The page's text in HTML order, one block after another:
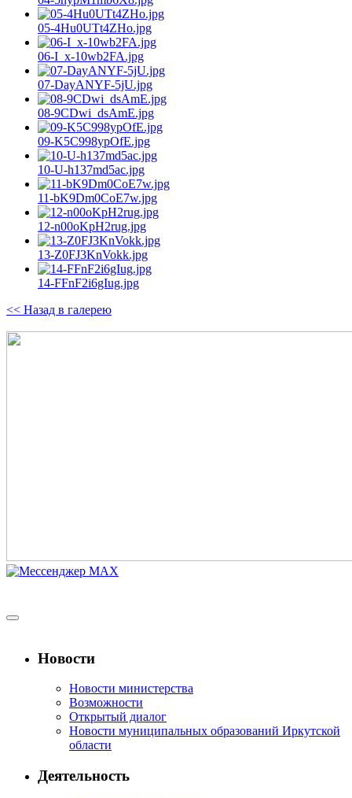
05-4Hu0UTt4ZHo.jpg
06-I_x-10wb2FA.jpg
07-DayANYF-5jU.jpg
08-9CDwi_dsAmE.jpg
09-K5C998ypOfE.jpg
10-U-h137md5ac.jpg
11-bK9Dm0CoE7w.jpg
12-n00oKpH2rug.jpg
13-Z0FJ3KnVokk.jpg
14-FFnF2i6gIug.jpg
<< Назад в галерею
Новости
Новости министерства
Возможности
Открытый диалог
Новости муниципальных образований Иркутской
области
Деятельность